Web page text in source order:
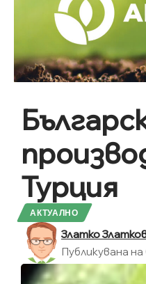
Турция
АКТУАЛНО
Златко
Публикувана на